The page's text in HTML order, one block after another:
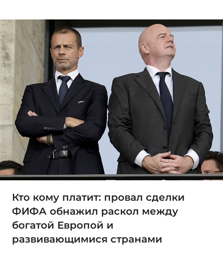
Кто кому платит: провал сделки
ФИФА обнажил раскол между
богатой Европой и
развивающимися странами